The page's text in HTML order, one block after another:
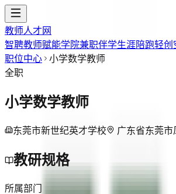
教师人才网
智聘教师赋能学院兼职伴学生涯陪跑轻创
职位中心
小学数学教师
全职
小学数学教师
东莞市新世纪英才学校 广东省东莞
教研规格
所属部门